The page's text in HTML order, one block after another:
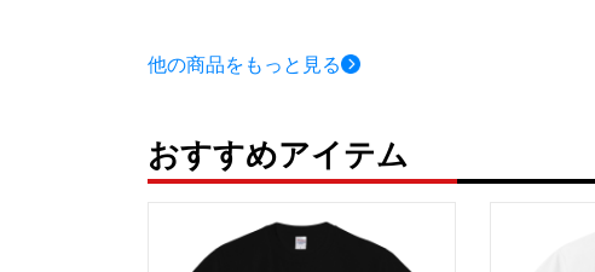
他の商品をもっと見る
おすすめアイテム